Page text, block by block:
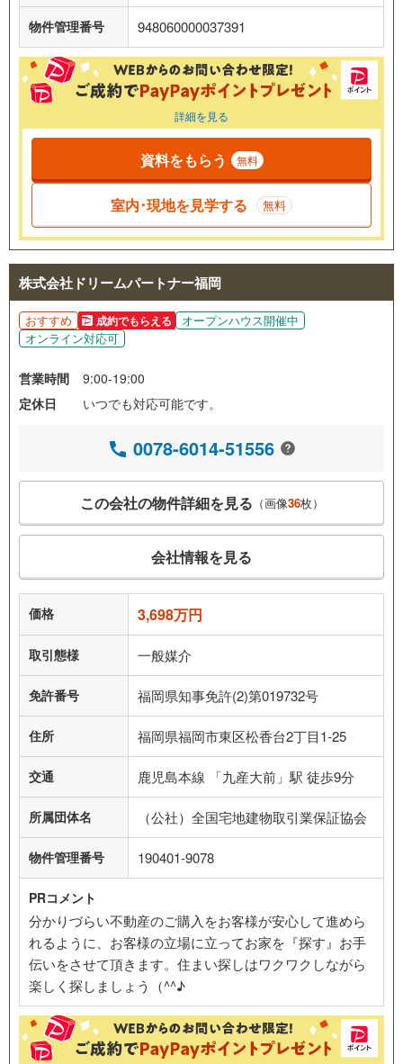
物件管理番号 948060000037391
詳細を見る
資料をもらう 無料
室内･現地を見学する 無料
株式会社ドリームパートナー福岡
おすすめ 成約でもらえる
オープンハウス開催中
オンライン対応可
営業時間
9:00-19:00
定休日
いつでも対応可能です。
0078-6014-51556
この会社の物件詳細を見る （画像36枚）
会社情報を見る
価格 3,698万円
取引態様 一般媒介
免許番号 福岡県知事免許(2)第019732号
住所 福岡県福岡市東区松香台2丁目1-25
交通 鹿児島本線 「九産大前」駅 徒歩9分
所属団体名 （公社）全国宅地建物取引業保証協会
物件管理番号 190401-9078
PRコメント
分かりづらい不動産のご購入をお客様が安心して進めら
れるように、お客様の立場に立ってお家を『探す』お手
伝いをさせて頂きます。住まい探しはワクワクしながら
楽しく探しましょう（^^♪